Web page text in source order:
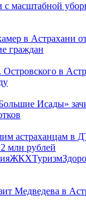
с масштабной
в Астрахани
граждан
в
Исады»
астраханцам в
2 млн рублей
ЖКХТуризм
Медведева в